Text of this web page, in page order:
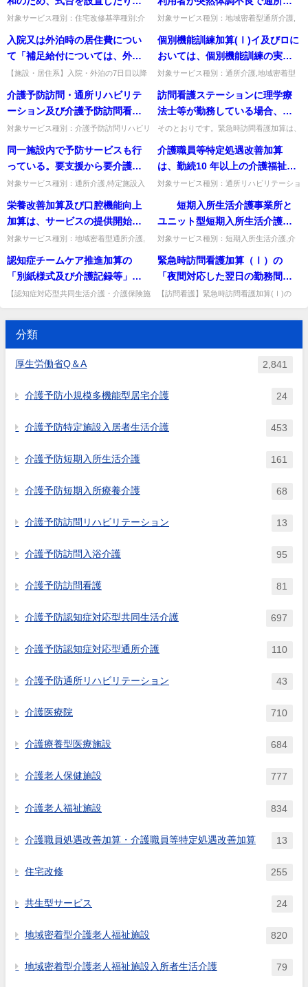
用するため1室では食堂及び機能
訓練室の面積基準を満たさない
が複数の部屋の面積を合計すれ
に、通所介護の単位をいくつか
にグループ分けし、そのグルー
プごとに職員がついて、マンツ
ーマンに近い形での機能訓練等
の実施を計画している事業者に
ついては、「効果的な通所介護
如何。
できるのか。
上がり框の段差を二段にしたり
対象サービス種別：住宅改修基準種別:介
事」質問(住宅改修）上がり框の段差の緩
和のため、式台を設置したり...
護（通所リハビリテーション）
所介護費（通所リハビリテーシ
ョン費）を算定することはでき
ないか。
対象サービス種別：地域密着型通所介護,
介護報酬「通所介護費の算定」質問事業所
職員が迎えにいったが、利...
入院又は外泊時の居住費につい
て「補足給付については、外泊
時加算の対象期間(6日間)のみ」
施設と利用者との契約により負
担限度額を超えての徴収は可能
か。
【施設・居住系】入院・外泊の7日目以降
費を徴収できるか。居室を確保する場合の
居住費は施設と利用者の契約...
個別機能訓練加算(Ⅰ)イ及びロに
おいては、個別機能訓練の実施
にあたり、利用者の生活機能の
訓練項目を準備し、その項目の
選択に当たっては、利用者の生
活意欲が増進されるよう利用者
を援助することとなっている
が、どのくらいの種類の訓練項
目を準備しておくことが必要な
対象サービス種別：通所介護,地域密着型
練加算(Ⅰ)イ及びロの訓練項目①」質問個
別機能訓練加算(Ⅰ)イ及...
介護予防訪問・通所リハビリテ
ーション及び介護予防訪問看護
からの理学療法士・作業療法
いて、12月以上継続した場合の
減算起算の開始時点はいつとな
るのか。また、12月の計算方法
は如何。
対象サービス種別：介護予防訪問リハビリ
ョン,介護予防訪問看護基準種別:介護報酬
「利用開始した月から12...
訪問看護ステーションに理学療
法士等が勤務している場合、平
時担当している利用者から電話
が、この場合も速やかに看護師
又は保健師に連絡するのか。
そのとおりです。緊急時訪問看護加算は、
られた場合に常時対応できる体制にあり緊
急時訪問を行う体制にある場...
同一施設内で予防サービスも行
っている。要支援から要介護に
なった方の評価期間はどうなる
対象サービス種別：通所介護,特定施設入
型通所介護,認知症対応型通所介護,地域密
着型特定施設入居者生活...
介護職員等特定処遇改善加算
は、勤続10 年以上の介護福祉士
がいなければ取得できないの
対象サービス種別：通所リハビリテーショ
応型通所介護,短期入所生活介護,短期入所
療養介護,訪問介護,...
栄養改善加算及び口腔機能向上
加算は、サービスの提供開始か
ら３月後に改善評価を行った後
対象サービス種別：地域密着型通所介護,
介護報酬「栄養改善加算・口腔機能向上加
算」質問栄養改善加算及び...
短期入所生活介護事業所と
ユニット型短期入所生活介護事
業者が同一の建物内に存在し、
定を受けている場合も、算定要
件にある「同一の指定短期入所
生活介護事業所」として扱うの
対象サービス種別：短期入所生活介護,介
酬「長期利用者に対する減算について」質
問 短期入所生活介護事業...
認知症チームケア推進加算の
「別紙様式及び介護記録等」と
は具体的に何を指すか。
【認知症対応型共同生活介護・介護保険施
クシートと、介護日誌・計画...
緊急時訪問看護加算（Ⅰ）の
「夜間対応した翌日の勤務間隔
の確保」について、夜間対応の
終了時刻が3月1日であった場
合、「翌日」の考え方はどうな
【訪問看護】緊急時訪問看護加算(Ⅰ)の
分類
厚生労働省Q＆A 2,841
介護予防小規模多機能型居宅介護 24
介護予防特定施設入居者生活介護 453
介護予防短期入所生活介護 161
介護予防短期入所療養介護 68
介護予防訪問リハビリテーション 13
介護予防訪問入浴介護 95
介護予防訪問看護 81
介護予防認知症対応型共同生活介護 697
介護予防認知症対応型通所介護 110
介護予防通所リハビリテーション 43
介護医療院 710
介護療養型医療施設 684
介護老人保健施設 777
介護老人福祉施設 834
介護職員処遇改善加算・介護職員等特定処遇改善加算 13
住宅改修 255
共生型サービス 24
地域密着型介護老人福祉施設 820
地域密着型介護老人福祉施設入所者生活介護 79